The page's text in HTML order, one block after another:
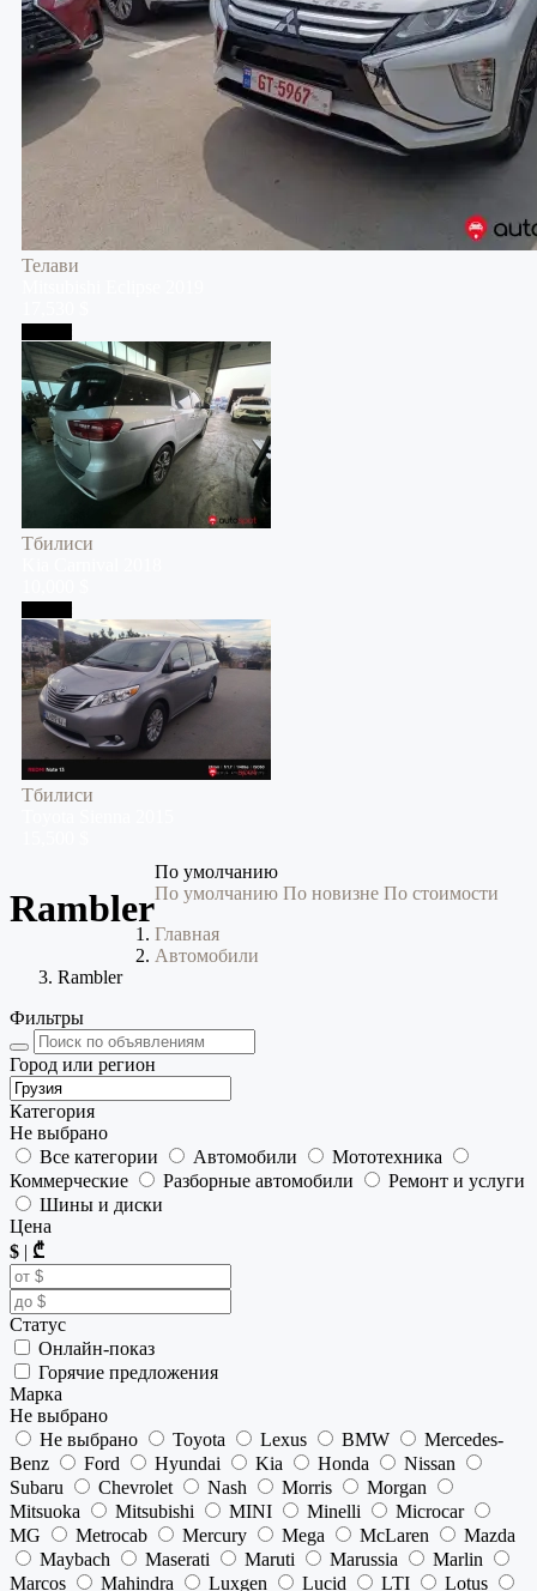
Телави
Тбилиси
Тбилиси
Rambler
По умолчанию
По умолчанию По новизне По стоимости
Главная
Автомобили
Rambler
Фильтры
Город или регион
Категория
Не выбрано
Все категории
Автомобили
Мототехника
Коммерческие
Разборные автомобили
Ремонт и услуги
Шины и диски
Цена
$ | ₾
Статус
Онлайн-показ
Горячие предложения
Марка
Не выбрано
Не выбрано
Toyota Lexus BMW
Mercedes-
Benz
Ford Hyundai Kia Honda
Nissan
Subaru
Chevrolet Nash Morris
Morgan
Mitsuoka
Mitsubishi MINI Minelli
Microcar
MG
Metrocab Mercury Mega McLaren
Mazda
Maybach
Maserati Maruti Marussia
Marlin
Marcos
Mahindra Luxgen Lucid LTI Lotus